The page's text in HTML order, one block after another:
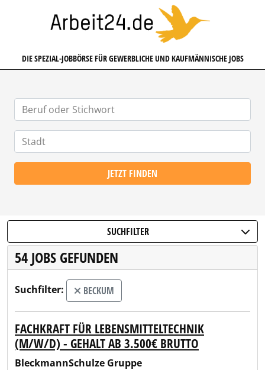
ARBEIT24.DE
DIE SPEZIAL-JOBBÖRSE FÜR GEWERBLICHE UND KAUFMÄNNISCHE JOBS
JETZT FINDEN
SUCHFILTER
54 JOBS GEFUNDEN
Suchfilter: BECKUM
FACHKRAFT FÜR LEBENSMITTELTECHNIK
(M/W/D) - GEHALT AB 3.500€ BRUTTO
BleckmannSchulze Gruppe